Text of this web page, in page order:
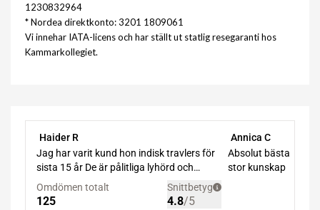
1230832964
* Nordea direktkonto: 3201 1809061
Vi innehar IATA-licens och har ställt ut statlig resegaranti hos
Kammarkollegiet.